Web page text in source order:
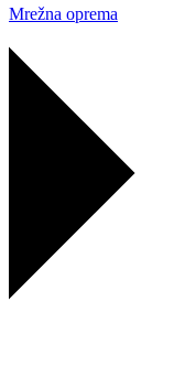
Mrežna oprema